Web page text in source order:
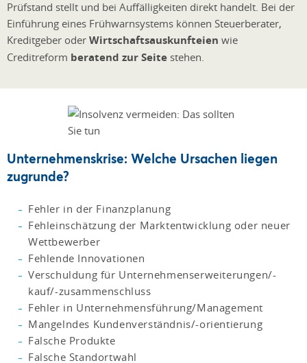
Prüfstand stellt und bei Auffälligkeiten direkt handelt. Bei der
Einführung eines Frühwarnsystems können Steuerberater,
Kreditgeber oder Wirtschaftsauskunfteien wie
Creditreform beratend zur Seite stehen.
Unternehmenskrise: Welche Ursachen liegen
zugrunde?
Fehler in der Finanzplanung
Fehleinschätzung der Marktentwicklung oder neuer
Wettbewerber
Fehlende Innovationen
Verschuldung für Unternehmenserweiterungen/-
kauf/-zusammenschluss
Fehler in Unternehmensführung/Management
Mangelndes Kundenverständnis/-orientierung
Falsche Produkte
Falsche Standortwahl